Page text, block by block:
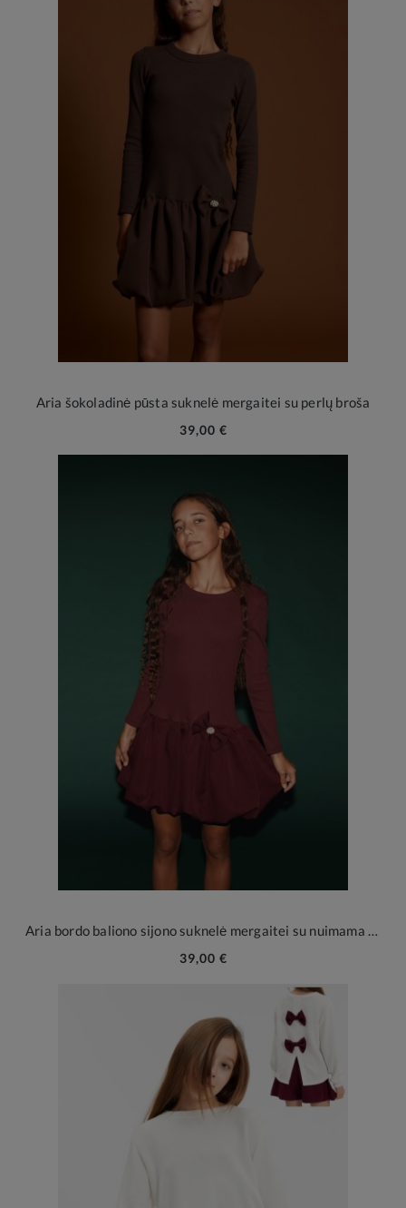
Aria šokoladinė pūsta suknelė mergaitei su perlų broša
39,00 €
Aria bordo baliono sijono suknelė mergaitei su nuimama broša
39,00 €